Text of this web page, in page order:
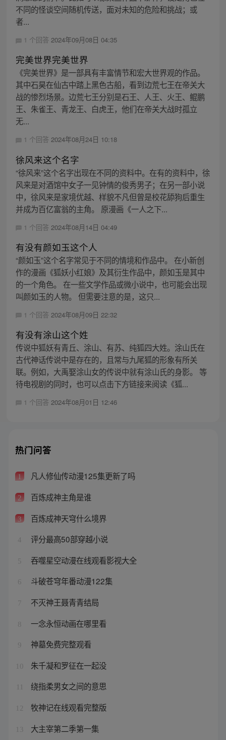
不同的怪谈空间随机传送，面对未知的危险和挑战；或
者...
1 个回答 2024年09月08日 04:35
完美世界完美世界
《完美世界》是一部具有丰富情节和宏大世界观的作品。
其中石昊在仙古中踏上黑色古船，看到边荒七王在帝关大
战的惨烈场景。边荒七王分别是石王、人王、火王、鲲鹏
王、朱雀王、青龙王、白虎王，他们在帝关大战时孤立
无...
1 个回答 2024年08月24日 10:18
徐风来这个名字
“徐风来”这个名字出现在不同的资料中。在有的资料中，徐
风来是对酒馆中女子一见钟情的俊秀男子；在另一部小说
中，徐风来是家境优越、样貌不凡但曾是校花舔狗后重生
并成为百亿富翁的主角。 原漫画《一人之下...
1 个回答 2024年08月14日 04:49
有没有颜如玉这个人
“颜如玉”这个名字常见于不同的情境和作品中。 在小新创
作的漫画《狐妖小红娘》及其衍生作品中，颜如玉是其中
的一个角色。 在一些文学作品或微小说中，也可能会出现
叫颜如玉的人物。 但需要注意的是，这只...
1 个回答 2024年08月09日 22:32
有没有涂山这个姓
传说中狐妖有青丘、涂山、有苏、纯狐四大姓。涂山氏在
古代神话传说中是存在的，且常与九尾狐的形象有所关
联。例如，大禹娶涂山女的传说中就有涂山氏的身影。 等
待电视剧的同时，也可以点击下方链接来阅读《狐...
1 个回答 2024年08月01日 12:46
热门问答
1 凡人修仙传动漫125集更新了吗
2 百炼成神主角是谁
3 百炼成神天穹什么境界
4 评分最高50部穿越小说
5 吞噬星空动漫在线观看影视大全
6 斗破苍穹年番动漫122集
7 不灭神王聂青青结局
8 一念永恒动画在哪里看
9 神墓免费完整观看
10 朱千凝和罗征在一起没
绕指柔男女之间的意思
12 牧神记在线观看完整版
13 大主宰第二季第一集